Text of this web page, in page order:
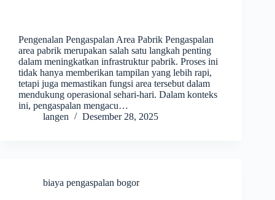
Pengenalan Pengaspalan Area Pabrik Pengaspalan
area pabrik merupakan salah satu langkah penting
dalam meningkatkan infrastruktur pabrik. Proses ini
tidak hanya memberikan tampilan yang lebih rapi,
tetapi juga memastikan fungsi area tersebut dalam
mendukung operasional sehari-hari. Dalam konteks
ini, pengaspalan mengacu…
langen
Desember 28, 2025
biaya pengaspalan bogor